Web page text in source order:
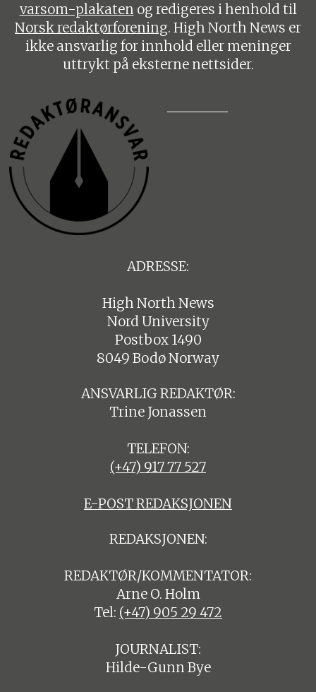
varsom-plakaten og redigeres i henhold til
Norsk redaktørforening. High North News er
ikke ansvarlig for innhold eller meninger
uttrykt på eksterne nettsider.
ADRESSE:
High North News
Nord University
Postbox 1490
8049 Bodø Norway
ANSVARLIG REDAKTØR:
Trine Jonassen
TELEFON:
(+47) 917 77 527
E-POST REDAKSJONEN
REDAKSJONEN:
REDAKTØR/KOMMENTATOR:
Arne O. Holm
Tel: (+47) 905 29 472
JOURNALIST:
Hilde-Gunn Bye